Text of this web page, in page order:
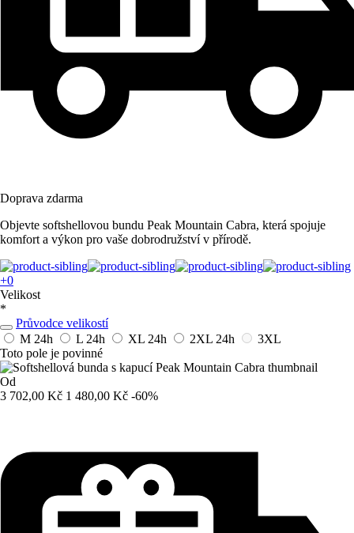
Doprava zdarma
Objevte softshellovou bundu Peak Mountain Cabra, která spojuje
komfort a výkon pro vaše dobrodružství v přírodě.
+0
Velikost
*
Průvodce velikostí
M 24h L 24h XL 24h 2XL 24h
3XL
Toto pole je povinné
Od
3 702,00 Kč 1 480,00 Kč -60%